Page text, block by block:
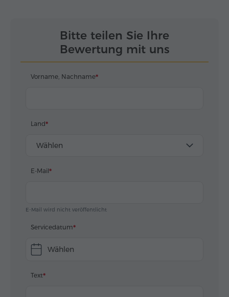
Bitte teilen Sie Ihre
Bewertung mit uns
Vorname, Nachname
Land
Wählen
E-Mail
E-Mail wird nicht veröffentlicht
Servicedatum
Wählen
Text